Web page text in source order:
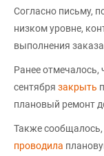
Согласно письму,
низком уровне,
выполнения заказа
Ранее отмечалось,
сентября закрыть
плановый ремонт
Также сообщалось,
проводила